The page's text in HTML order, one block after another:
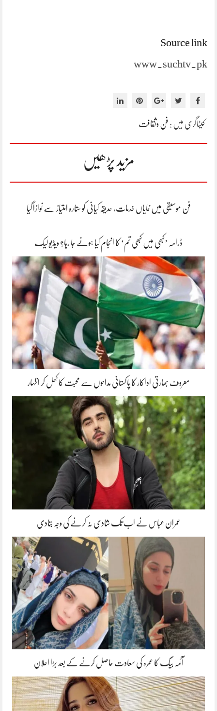
Source link
www.suchtv.pk
کیٹاگری میں : فن وثقافت
مزید پڑھیں
فن موسیقی میں نمایاں خدمات، حدیقہ کیانی کو ستارہ امتیاز سے نوازا گیا
ڈرامہ ’کبھی میں کبھی تم‘ کا انجام کیا ہونے جا رہا؟ ویڈیو لیک
معروف بھارتی اداکار کا پاکستانی مداحوں سے محبت کا کھل کر اظہار
عمران عباس نے اب تک شادی نہ کرنے کی وجہ بتادی
آئمہ بیگ کا عمرہ کی سعادت حاصل کرنے کے بعد بڑا اعلان